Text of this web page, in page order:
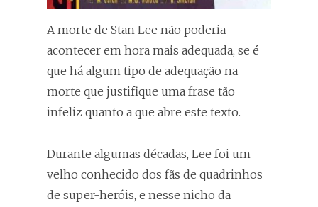
A morte de Stan Lee não poderia
acontecer em hora mais adequada, se é
que há algum tipo de adequação na
morte que justifique uma frase tão
infeliz quanto a que abre este texto.
Durante algumas décadas, Lee foi um
velho conhecido dos fãs de quadrinhos
de super-heróis, e nesse nicho da